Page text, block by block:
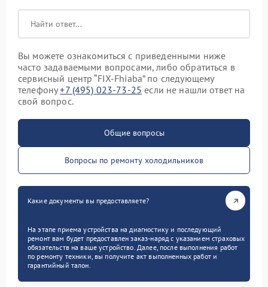
Вы можете ознакомиться с приведенными ниже
часто задаваемыми вопросами, либо обратиться в
сервисный центр “FIX-Fhiaba” по следующему
телефону+7 (495) 023-73-25 если не нашли ответ на
свой вопрос.
Общие вопросы
Вопросы по ремонту холодильников
Какие документы вы предоставляете?
На этапе приема устройства на диагностику и последующий
ремонт вам будет предоставлен заказ-наряд с указанием страховых
обязательств на ваше устройство. Далее, после выполнения работ
по ремонту техники, вы получите акт выполненных работ и
гарантийный талон.